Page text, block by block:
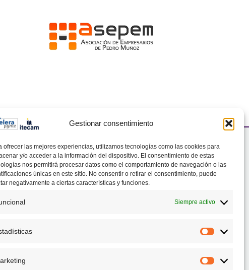
Gestionar consentimiento
ofrecer las mejores experiencias, utilizamos tecnologías como las cookies para
y/o acceder a la información del dispositivo. El consentimiento de estas
nos permitirá procesar datos como el comportamiento de navegación o las
únicas en este sitio. No consentir o retirar el consentimiento, puede
negativamente a ciertas características y funciones.
Siempre activo
Contacto
Ctra. de Pedro Muñoz, Km. 1, nave 51
13700 Tomelloso (Ciudad Real)
oapciudadreal@itecam.com